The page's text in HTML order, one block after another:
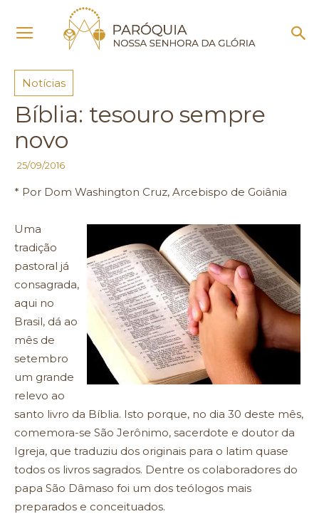
Notícias
Notícias
Bíblia: tesouro sempre
novo
25/09/2016
* Por Dom Washington Cruz, Arcebispo de Goiânia
Uma
tradição
pastoral já
consagrada,
aqui no
Brasil, dá ao
mês de
setembro
um grande
relevo ao
santo livro da Bíblia. Isto porque, no dia 30 deste mês,
comemora-se São Jerônimo, sacerdote e doutor da
Igreja, que traduziu dos originais para o latim quase
todos os livros sagrados. Dentre os colaboradores do
papa São Dâmaso foi um dos teólogos mais
preparados e conceituados.